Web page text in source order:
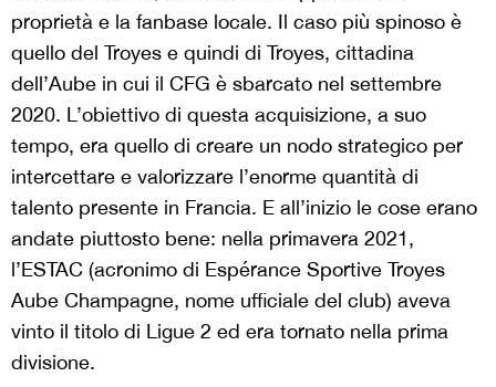
proprietà e la fanbase locale. Il caso più spinoso è
quello del Troyes e quindi di Troyes, cittadina
dell’Aube in cui il CFG è sbarcato nel settembre
2020. L’obiettivo di questa acquisizione, a suo
tempo, era quello di creare un nodo strategico per
intercettare e valorizzare l’enorme quantità di
talento presente in Francia. E all’inizio le cose erano
andate piuttosto bene: nella primavera 2021,
l’ESTAC (acronimo di Espérance Sportive Troyes
Aube Champagne, nome ufficiale del club) aveva
vinto il titolo di Ligue 2 ed era tornato nella prima
divisione.